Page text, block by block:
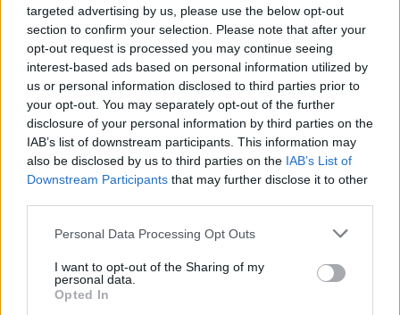
targeted advertising by us, please use the below opt-out
section to confirm your selection. Please note that after your
opt-out request is processed you may continue seeing
interest-based ads based on personal information utilized by
us or personal information disclosed to third parties prior to
your opt-out. You may separately opt-out of the further
disclosure of your personal information by third parties on the
IAB’s list of downstream participants. This information may
also be disclosed by us to third parties on the IAB’s List of
Downstream Participants that may further disclose it to other
Please note that this website/app uses one or more Google
not limited to your visit or usage behaviour. You may click to
grant or deny consent to Google and its third-party tags to
use your data for below specified purposes in below Google
Personal Data Processing Opt Outs
I want to opt-out of the Sharing of my
personal data.
Opted In
Έρευνα: Ποιές είναι οι
επιπτώσεις της τηλεκπαίδευσης
στα σχολεία
14/04/2021 - 16:10
εκπαιδευτικούς